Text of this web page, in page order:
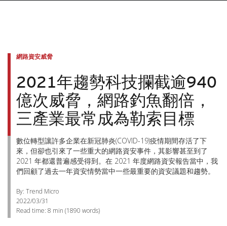
網路資安威脅
2021年趨勢科技攔截逾940
億次威脅，網路釣魚翻倍，
三產業最常成為勒索目標
數位轉型讓許多企業在新冠肺炎(COVID-19)疫情期間存活了下
來，但卻也引來了一些重大的網路資安事件，其影響甚至到了
2021 年都還普遍感受得到。在 2021 年度網路資安報告當中，我
們回顧了過去一年資安情勢當中一些最重要的資安議題和趨勢。
By: Trend Micro
2022/03/31
Read time: 8 min (1890 words)